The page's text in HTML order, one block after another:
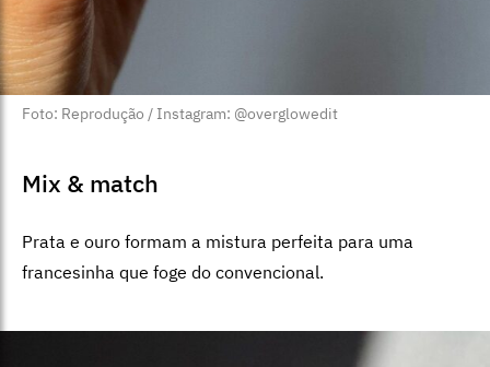
Foto: Reprodução / Instagram: @overglowedit
Mix & match
Prata e ouro formam a mistura perfeita para uma
francesinha que foge do convencional.